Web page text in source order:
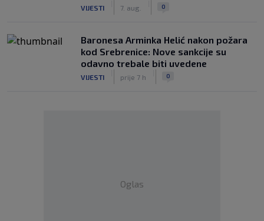
VIJESTI 7. aug. 0
Baronesa Arminka Helić nakon požara
kod Srebrenice: Nove sankcije su
odavno trebale biti uvedene
VIJESTI prije 7 h 0
Oglas